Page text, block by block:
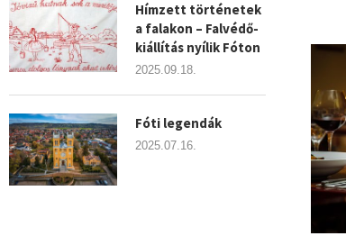
Hímzett történetek
a falakon – Falvédő-
kiállítás nyílik Fóton
2025.09.18.
Fóti legendák
2025.07.16.